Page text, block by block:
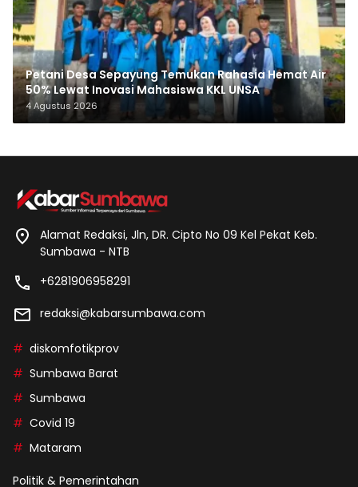
Petani Desa Sepayung Temukan Rahasia Hemat Air
50% Lewat Inovasi Mahasiswa KKL UNSA
4 Agustus 2026
Alamat Redaksi, Jln, DR. Cipto No 09 Kel Pekat Keb.
Sumbawa - NTB
+6281906958291
redaksi@kabarsumbawa.com
diskomfotikprov
Sumbawa Barat
Sumbawa
Covid 19
Mataram
Politik & Pemerintahan